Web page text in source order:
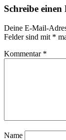
Schreibe
Deine E-Mail-
Felder sind mit *
Kommentar *
Name